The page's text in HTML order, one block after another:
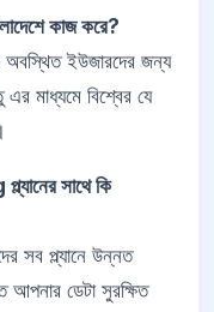
কাজ করে?
ইউজারদের জন্য
মাধ্যমে বিশ্বের যে
সাথে কি
সব প্ল্যানে উন্নত
আপনার ডেটা সুরক্ষিত